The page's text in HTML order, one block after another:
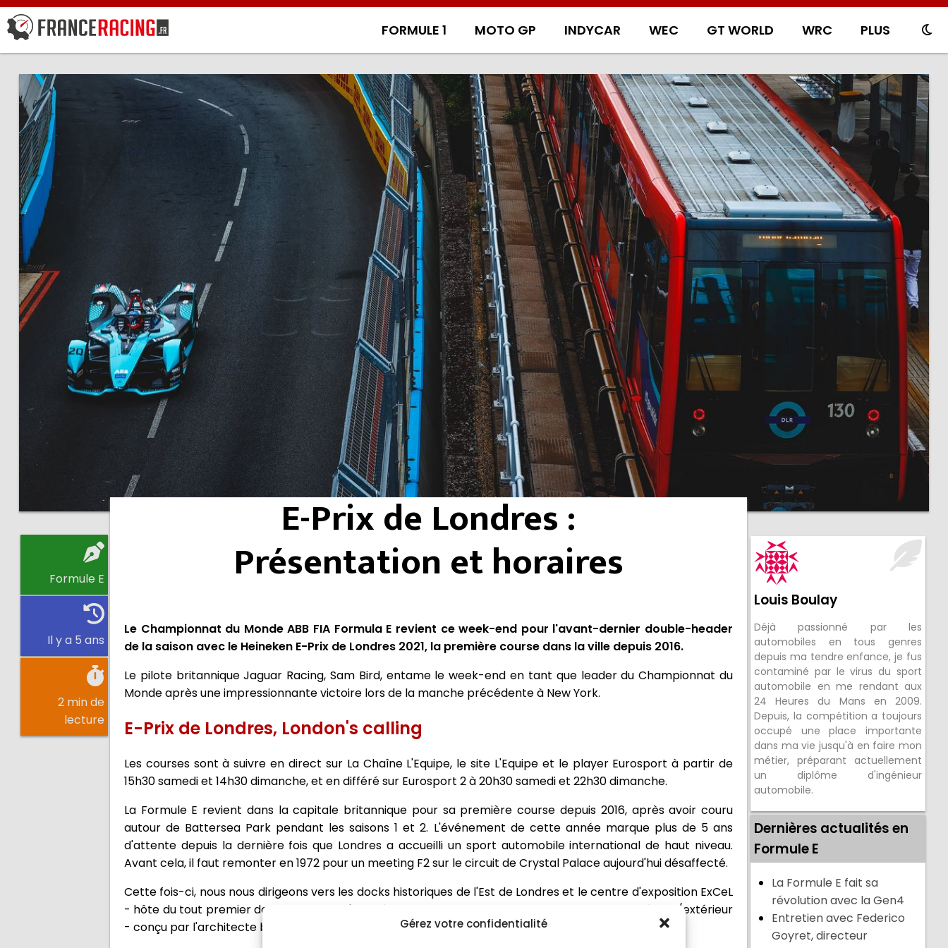
Gérez votre confidentialité
FORMULE 1 MOTO GP INDYCAR WEC GT WORLD WRC PLUS
Formule E
Il y a 5 ans
2 min de
lecture
E-Prix de Londres :
Présentation et horaires
Le Championnat du Monde ABB FIA Formula E revient ce week-end pour l'avant-dernier double-header
de la saison avec le Heineken E-Prix de Londres 2021, la première course dans la ville depuis 2016.
Le pilote britannique Jaguar Racing, Sam Bird, entame le week-end en tant que leader du Championnat du
Monde après une impressionnante victoire lors de la manche précédente à New York.
E-Prix de Londres, London's calling
Les courses sont à suivre en direct sur La Chaîne L'Equipe, le site L'Equipe et le player Eurosport à partir de
15h30 samedi et 14h30 dimanche, et en différé sur Eurosport 2 à 20h30 samedi et 22h30 dimanche.
La Formule E revient dans la capitale britannique pour sa première course depuis 2016, après avoir couru
autour de Battersea Park pendant les saisons 1 et 2. L'événement de cette année marque plus de 5 ans
d'attente depuis la dernière fois que Londres a accueilli un sport automobile international de haut niveau.
Avant cela, il faut remonter en 1972 pour un meeting F2 sur le circuit de Crystal Palace aujourd'hui désaffecté.
Cette fois-ci, nous nous dirigeons vers les docks historiques de l'Est de Londres et le centre d'exposition ExCeL
- hôte du tout premier double-header d'une série de courses internationales sur un circuit intérieur/extérieur
- conçu par l'architecte britannique Simon Gibbons à collaboration avec la FIA et Motorsport UK.
Louis Boulay
Déjà passionné par les
automobiles en tous genres
depuis ma tendre enfance, je fus
contaminé par le virus du sport
automobile en me rendant aux
24 Heures du Mans en 2009.
Depuis, la compétition a toujours
occupé une place importante
dans ma vie jusqu'à en faire mon
métier, préparant actuellement
un diplôme d'ingénieur
automobile.
Dernières actualités en
Formule E
La Formule E fait sa
révolution avec la Gen4
Entretien avec Federico
Goyret, directeur